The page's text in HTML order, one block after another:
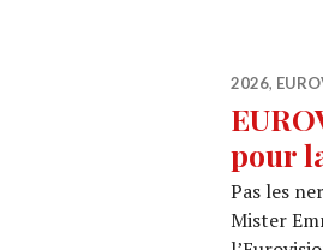
2026,
pour
Pas les
Mister